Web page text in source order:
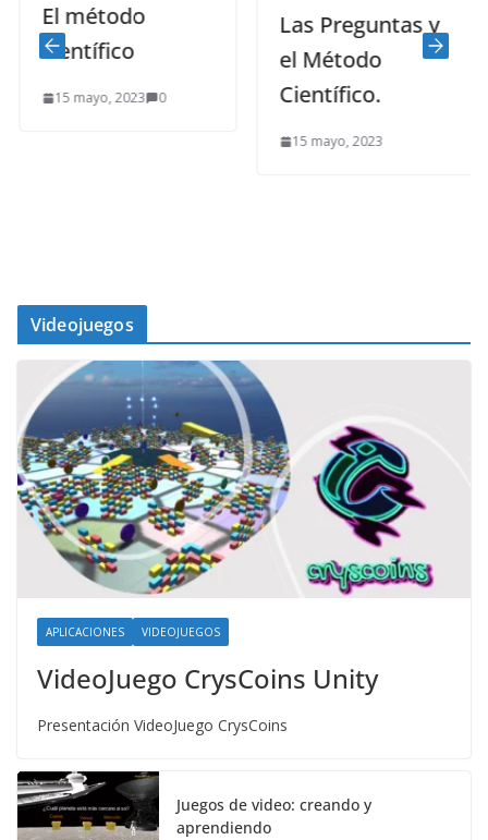
El método
científico
15 mayo, 2023 0
Las Preguntas y
el Método
Científico.
15 mayo, 2023
Videojuegos
APLICACIONES VIDEOJUEGOS
VideoJuego CrysCoins Unity
Presentación VideoJuego CrysCoins
Juegos de video: creando y
aprendiendo